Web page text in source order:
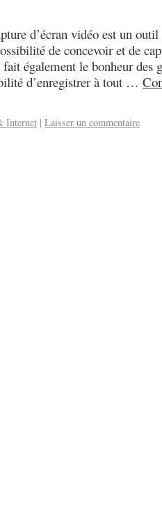
d’écran vidéo est un
de concevoir et de
également le bonheur des
d’enregistrer à tout …
Internet | Laisser un commentaire